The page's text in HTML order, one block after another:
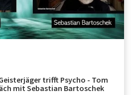
trifft Psycho - Tom
mit Sebastian Bartoschek